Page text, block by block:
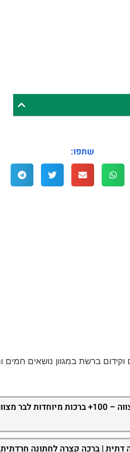
שתפו:
לבר מצווה!
דתית | ברכה קצרה לחתונה חרדתית